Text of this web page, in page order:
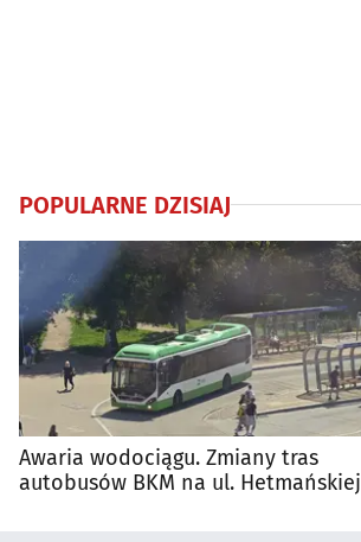
POPULARNE DZISIAJ
Awaria wodociągu. Zmiany tras
autobusów BKM na ul. Hetmańskiej